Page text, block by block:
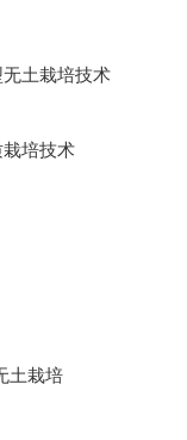
土栽培技术
培技术
土栽培